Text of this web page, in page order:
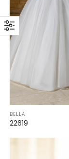
BELLA
22619